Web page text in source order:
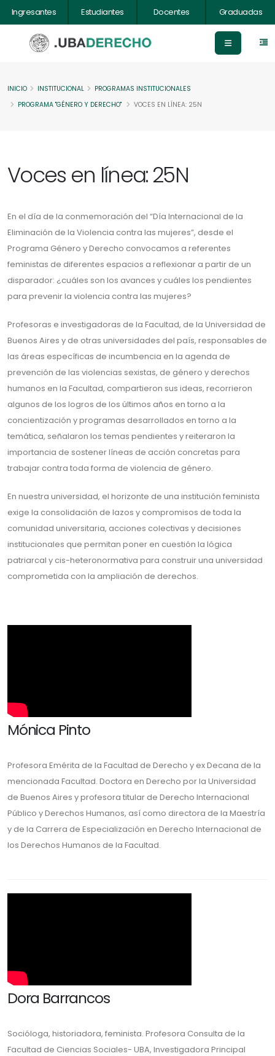
Ingresantes Estudiantes Docentes Graduadas
INICIO INSTITUCIONAL
PROGRAMAS INSTITUCIONALES
PROGRAMA "GÉNERO Y DERECHO"
VOCES EN LÍNEA: 25N
Voces en línea: 25N
En el día de la conmemoración del “Día Internacional de la
Eliminación de la Violencia contra las mujeres”, desde el
Programa Género y Derecho convocamos a referentes
feministas de diferentes espacios a reflexionar a partir de un
disparador: ¿cuáles son los avances y cuáles los pendientes
para prevenir la violencia contra las mujeres?
Profesoras e investigadoras de la Facultad, de la Universidad de
Buenos Aires y de otras universidades del país, responsables de
las áreas específicas de incumbencia en la agenda de
prevención de las violencias sexistas, de género y derechos
humanos en la Facultad, compartieron sus ideas, recorrieron
algunos de los logros de los últimos años en torno a la
concientización y programas desarrollados en torno a la
temática, señalaron los temas pendientes y reiteraron la
importancia de sostener líneas de acción concretas para
trabajar contra toda forma de violencia de género.
En nuestra universidad, el horizonte de una institución feminista
exige la consolidación de lazos y compromisos de toda la
comunidad universitaria, acciones colectivas y decisiones
institucionales que permitan poner en cuestión la lógica
patriarcal y cis-heteronormativa para construir una universidad
comprometida con la ampliación de derechos.
Mónica Pinto
Profesora Emérita de la Facultad de Derecho y ex Decana de la
mencionada Facultad. Doctora en Derecho por la Universidad
de Buenos Aires y profesora titular de Derecho Internacional
Público y Derechos Humanos, así como directora de la Maestría
y de la Carrera de Especialización en Derecho Internacional de
los Derechos Humanos de la Facultad.
Dora Barrancos
Socióloga, historiadora, feminista. Profesora Consulta de la
Facultad de Ciencias Sociales- UBA, Investigadora Principal